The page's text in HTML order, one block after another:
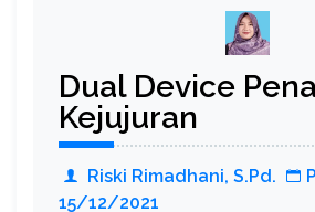
Dual Device
Kejujuran
Riski Rimadhani, S.Pd.
15/12/2021